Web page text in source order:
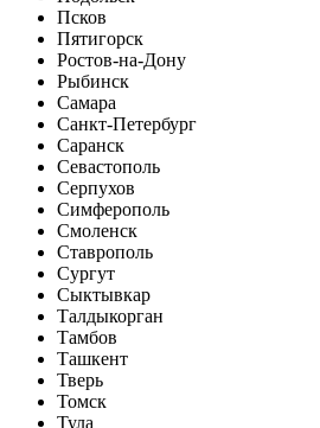
Псков
Пятигорск
Ростов-на-Дону
Рыбинск
Самара
Санкт-Петербург
Саранск
Севастополь
Серпухов
Симферополь
Смоленск
Ставрополь
Сургут
Сыктывкар
Талдыкорган
Тамбов
Ташкент
Тверь
Томск
Тула